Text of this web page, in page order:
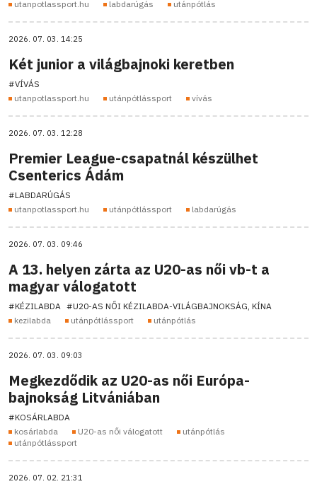
utanpotlassport.hu
labdarúgás utánpótlás
2026. 07. 03. 14:25
Két junior a világbajnoki keretben
#VÍVÁS
utanpotlassport.hu
utánpótlássport vívás
2026. 07. 03. 12:28
Premier League-csapatnál készülhet
Csenterics Ádám
#LABDARÚGÁS
utanpotlassport.hu
utánpótlássport labdarúgás
2026. 07. 03. 09:46
A 13. helyen zárta az U20-as női vb-t a
magyar válogatott
#KÉZILABDA #U20-AS NŐI KÉZILABDA-VILÁGBAJNOKSÁG, KÍNA
kezilabda
utánpótlássport utánpótlás
2026. 07. 03. 09:03
Megkezdődik az U20-as női Európa-
bajnokság Litvániában
#KOSÁRLABDA
kosárlabda
U20-as női válogatott
utánpótlás
utánpótlássport
2026. 07. 02. 21:31